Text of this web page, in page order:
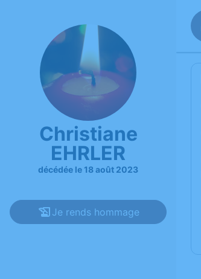
Christiane
EHRLER
décédée le 18 août 2023
Je rends hommage